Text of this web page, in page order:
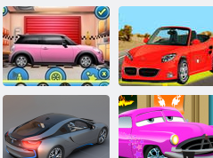
Makeover My
Dreamy Car
Makeover
Modificare
reglajul mașinii
de curse